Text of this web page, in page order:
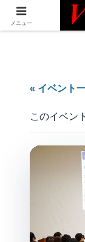
日本最大級の
« イベント
このイベン
メニュー